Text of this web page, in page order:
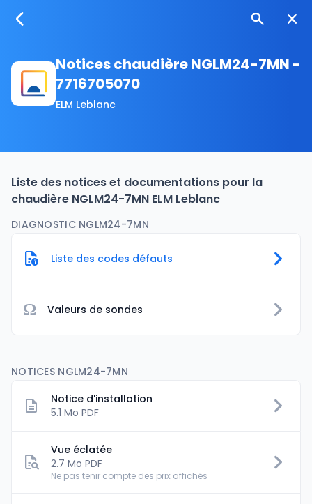
Notices chaudière NGLM24-7MN -
7716705070
ELM Leblanc
Liste des notices et documentations pour la
chaudière NGLM24-7MN ELM Leblanc
DIAGNOSTIC NGLM24-7MN
Liste des codes défauts
Ω Valeurs de sondes
NOTICES NGLM24-7MN
Notice d'installation
5.1 Mo PDF
Vue éclatée
2.7 Mo PDF
Ne pas tenir compte des prix affichés